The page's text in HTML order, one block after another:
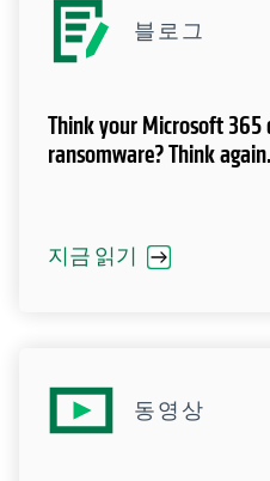
블로그
Think your Microsoft
ransomware? Think again.
지금 읽기
동영상